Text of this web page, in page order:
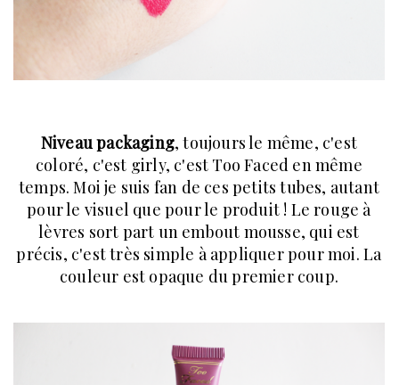
Niveau packaging, toujours le même, c'est
coloré, c'est girly, c'est Too Faced en même
temps. Moi je suis fan de ces petits tubes, autant
pour le visuel que pour le produit ! Le rouge à
lèvres sort part un embout mousse, qui est
précis, c'est très simple à appliquer pour moi. La
couleur est opaque du premier coup.